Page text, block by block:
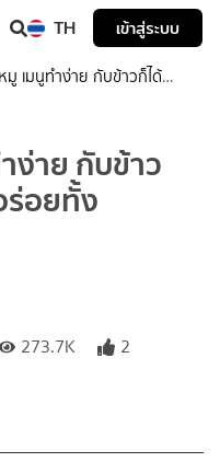
TH เข้าสู่ระบบ
มู เมนูทำง่าย กับข้าวก็ได้
ง่าย กับข้าว
อยทั้ง
273.7K 2